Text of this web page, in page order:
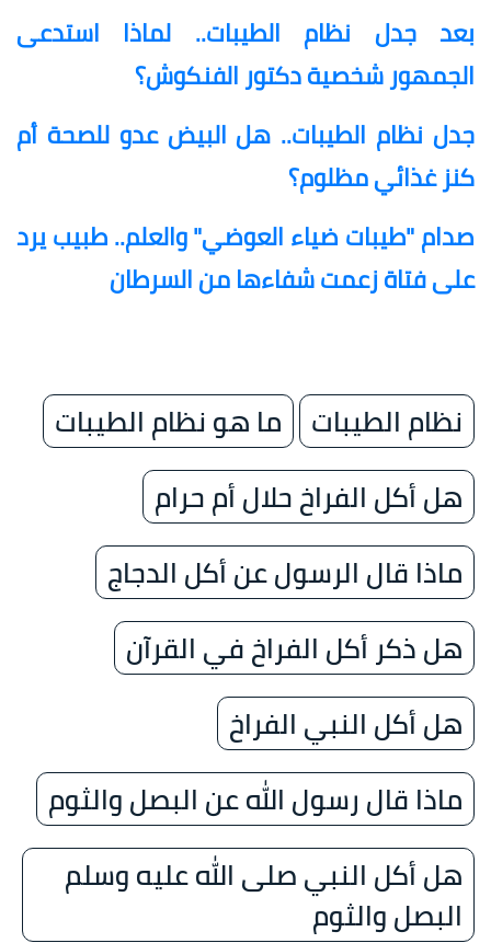
بعد جدل نظام الطيبات.. لماذا استدعى
الجمهور شخصية دكتور الفنكوش؟
جدل نظام الطيبات.. هل البيض عدو للصحة أم
كنز غذائي مظلوم؟
صدام "طيبات ضياء العوضي" والعلم.. طبيب يرد
على فتاة زعمت شفاءها من السرطان
نظام الطيبات
ما هو نظام الطيبات
هل أكل الفراخ حلال أم حرام
ماذا قال الرسول عن أكل الدجاج
هل ذكر أكل الفراخ في القرآن
هل أكل النبي الفراخ
ماذا قال رسول الله عن البصل والثوم
هل أكل النبي صلى الله عليه وسلم
البصل والثوم